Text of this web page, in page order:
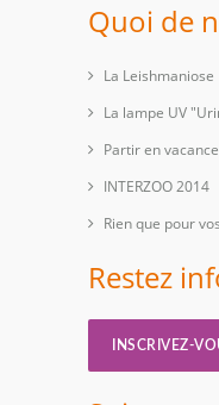
Quoi de
La Leishmaniose
La lampe UV
Partir en
INTERZOO 2014
Rien que pour
Restez
INSCRIVEZ-